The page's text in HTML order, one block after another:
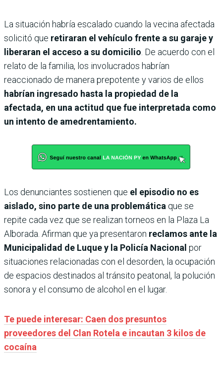
La situación habría escalado cuando la vecina afectada
solicitó que retiraran el vehículo frente a su garaje y
liberaran el acceso a su domicilio . De acuerdo con el
relato de la familia, los involucrados habrían
reaccionado de manera prepotente y varios de ellos
habrían ingresado hasta la propiedad de la
afectada, en una actitud que fue interpretada como
un intento de amedrentamiento.
Los denunciantes sostienen que el episodio no es
aislado, sino parte de una problemática que se
repite cada vez que se realizan torneos en la Plaza La
Alborada. Afirman que ya presentaron reclamos ante la
Municipalidad de Luque y la Policía Nacional por
situaciones relacionadas con el desorden, la ocupación
de espacios destinados al tránsito peatonal, la polución
sonora y el consumo de alcohol en el lugar.
Te puede interesar: Caen dos presuntos
proveedores del Clan Rotela e incautan 3 kilos de
cocaína